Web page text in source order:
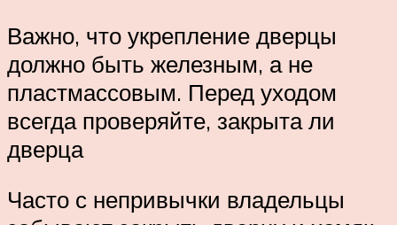
Важно, что укрепление дверцы
должно быть железным, а не
пластмассовым. Перед уходом
всегда проверяйте, закрыта ли
дверца
Часто с непривычки владельцы